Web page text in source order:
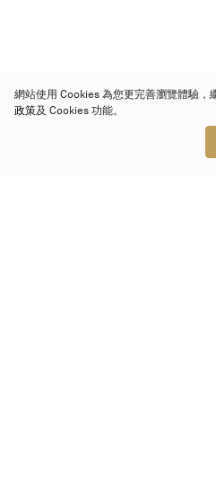
網站使用 Cookies 為您更完善瀏覽體驗，
政策及 Cookies 功能。